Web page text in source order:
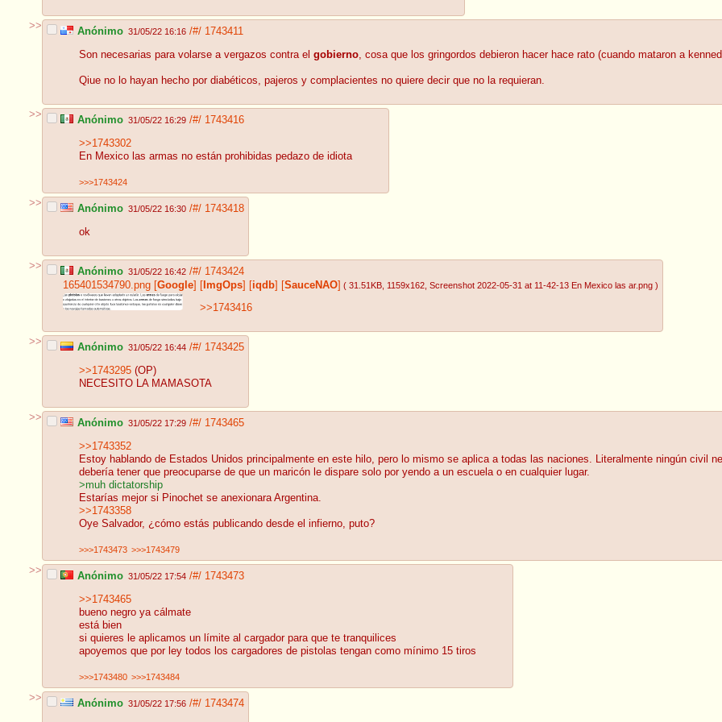
>> Anónimo 31/05/22 16:16 /#/ 1743411
Son necesarias para volarse a vergazos contra el gobierno, cosa que los gringordos debieron hacer hace rato (cuando mataron a
Qiue no lo hayan hecho por diabéticos, pajeros y complacientes no quiere decir que no la requieran.
>> Anónimo 31/05/22 16:29 /#/ 1743416
>>1743302
En Mexico las armas no están prohibidas pedazo de idiota
>>>1743424
>> Anónimo 31/05/22 16:30 /#/ 1743418
ok
>> Anónimo 31/05/22 16:42 /#/ 1743424
165401534790.png [Google] [ ImgOps] [iqdb] [SauceNAO] ( 31.51KB , 1159x162 , Screenshot 2022-05-31 at 11-42-13 En Mexico las ar.png )
>>1743416
>> Anónimo 31/05/22 16:44 /#/ 1743425
>>1743295 (OP)
NECESITO LA MAMASOTA
>> Anónimo 31/05/22 17:29 /#/ 1743465
>>1743352
Estoy hablando de Estados Unidos principalmente en este hilo, pero lo mismo se aplica a todas las naciones. Literalmente ningún civil
debería tener que preocuparse de que un maricón le dispare solo por yendo a un escuela o en cualquier lugar.
>muh dictatorship
Estarías mejor si Pinochet se anexionara Argentina.
>>1743358
Oye Salvador, ¿cómo estás publicando desde el infierno, puto?
>>>1743473 >>>1743479
>> Anónimo 31/05/22 17:54 /#/ 1743473
>>1743465
bueno negro ya cálmate
está bien
si quieres le aplicamos un límite al cargador para que te tranquilices
apoyemos que por ley todos los cargadores de pistolas tengan como mínimo 15 tiros
>>>1743480 >>>1743484
>> Anónimo 31/05/22 17:56 /#/ 1743474